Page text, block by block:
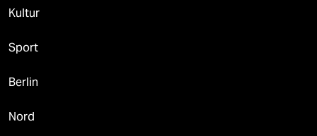
Kultur
Sport
Berlin
Nord